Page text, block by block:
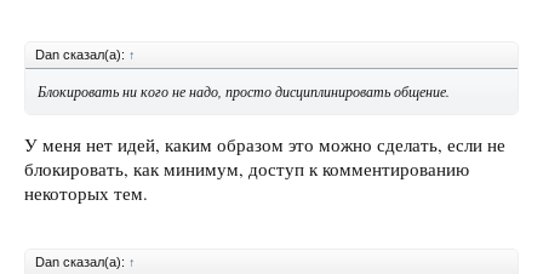
Dan сказал(а): ↑
Блокировать ни кого не надо, просто дисциплинировать общение.
У меня нет идей, каким образом это можно сделать, если не
блокировать, как минимум, доступ к комментированию
некоторых тем.
Dan сказал(а): ↑